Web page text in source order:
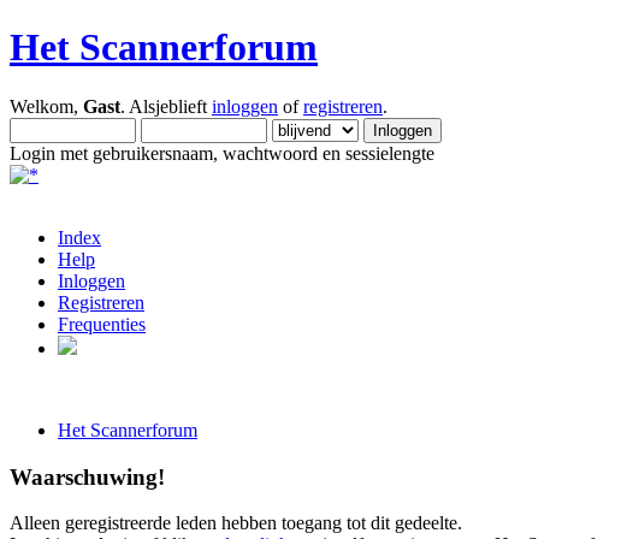
Het Scannerforum
Welkom, Gast. Alsjeblieft inloggen ofregistreren.
Login met gebruikersnaam, wachtwoord en sessielengte
Index
Help
Inloggen
Registreren
Frequenties
Het Scannerforum
Waarschuwing!
Alleen geregistreerde leden hebben toegang tot dit gedeelte.